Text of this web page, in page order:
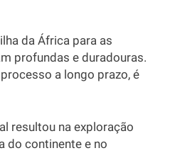
da África para as
profundas e duradouras.
a longo prazo, é
resultou na exploração
do continente e no